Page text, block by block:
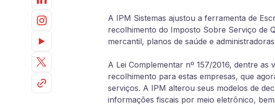
A IPM Sistemas ajustou a ferramenta de
recolhimento do Imposto Sobre Serviço de
mercantil, planos de saúde e
A Lei Complementar nº 157/2016, dentre
recolhimento para estas empresas, que
serviços. A IPM alterou seus modelos de
informações fiscais por meio eletrônico,